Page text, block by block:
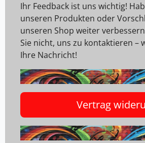
Ihr Feedback ist uns wichtig!
unseren Produkten oder
unseren Shop weiter
Sie nicht, uns zu kontaktieren –
Ihre Nachricht!
Vertrag